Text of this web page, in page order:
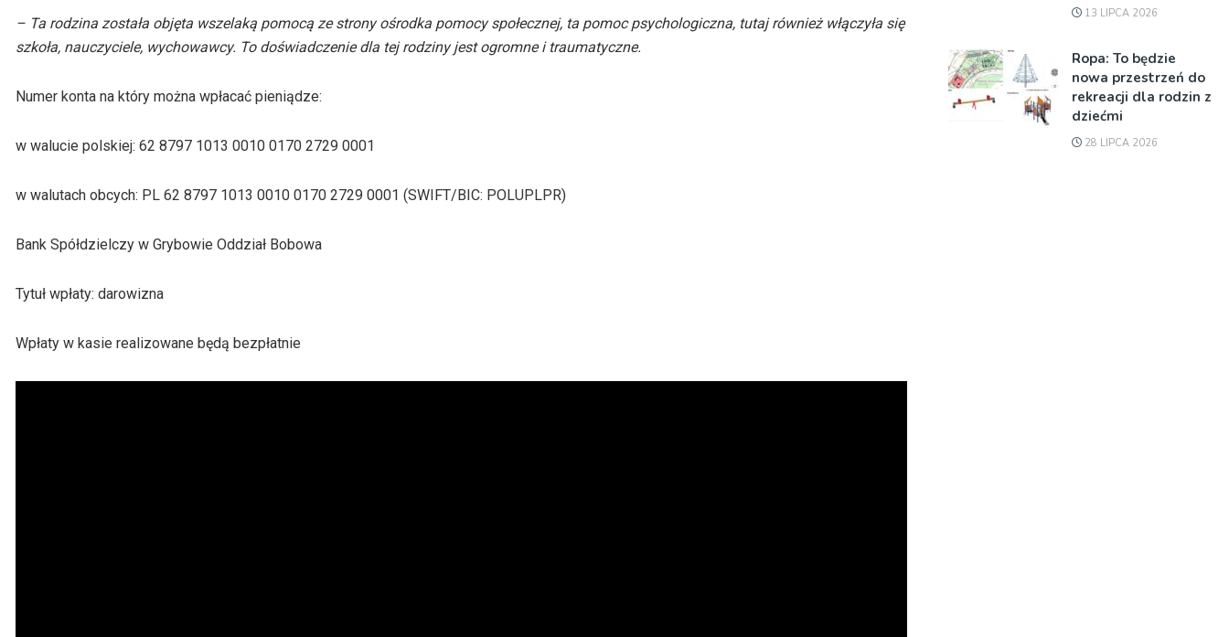
– Ta rodzina została objęta wszelaką pomocą ze strony ośrodka pomocy społecznej, ta pomoc psychologiczna, tutaj również włączyła się
szkoła, nauczyciele, wychowawcy. To doświadczenie dla tej rodziny jest ogromne i traumatyczne.
Numer konta na który można wpłacać pieniądze:
w walucie polskiej: 62 8797 1013 0010 0170 2729 0001
w walutach obcych: PL 62 8797 1013 0010 0170 2729 0001 (SWIFT/BIC: POLUPLPR)
Bank Spółdzielczy w Grybowie Oddział Bobowa
Tytuł wpłaty: darowizna
Wpłaty w kasie realizowane będą bezpłatnie
13 LIPCA 2026
Ropa: To będzie
nowa przestrzeń do
rekreacji dla rodzin z
dziećmi
28 LIPCA 2026